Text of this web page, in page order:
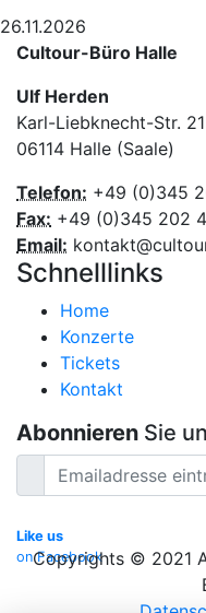
26.11.2026
Cultour-Büro Halle
Ulf Herden
Karl-Liebknecht-Str. 21
06114 Halle (Saale)
Telefon: +49 (0)345
Fax: +49 (0)345 202
Email:
Schnelllinks
Home
Konzerte
Tickets
Kontakt
Abonnieren Sie
Like us
on Facebook
Copyrights © 2021